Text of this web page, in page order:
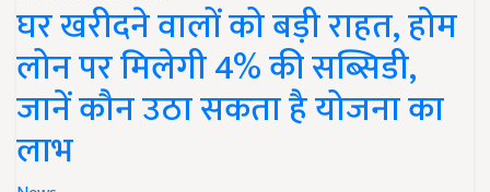
घर खरीदने वालों को बड़ी राहत, होम
लोन पर मिलेगी 4% की सब्सिडी,
जानें कौन उठा सकता है योजना का
लाभ